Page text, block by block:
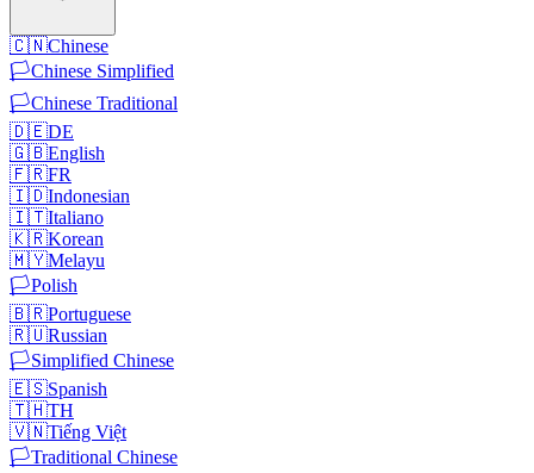
🇨🇳Chinese
🏳️Chinese Simplified
🏳️Chinese Traditional
🇩🇪DE
🇬🇧English
🇫🇷FR
🇮🇩Indonesian
🇮🇹Italiano
🇰🇷Korean
🇲🇾Melayu
🏳️Polish
🇧🇷Portuguese
🇷🇺Russian
🏳️Simplified Chinese
🇪🇸Spanish
🇹🇭TH
🇻🇳Tiếng Việt
🏳️Traditional Chinese